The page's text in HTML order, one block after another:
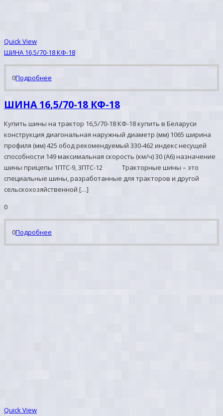
Quick View
ШИНА 16,5/70-18 КФ-18
0Подробнее
ШИНА 16,5/70-18 КФ-18
Купить шины на трактор 16,5/70-18 КФ-18 купить в Беларуси
конструкция диагональная наружный диаметр (мм) 1065 ширина
профиля (мм) 425 обод рекомендуемый 330-462 индекс несущей
способности 149 максимальная скорость (км/ч) 30 (А6) назначение
шины прицепы 1ПТС-9, 3ПТС-12 Тракторные шины – это
специальные шины, разработанные для тракторов и другой
сельскохозяйственной […]
0
0Подробнее
Quick View